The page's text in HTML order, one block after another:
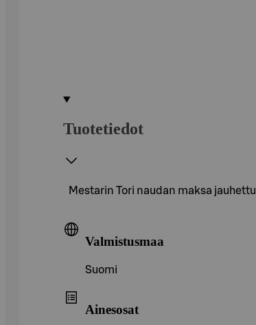
Tuotetiedot
Mestarin Tori naudan maksa jauhettu
Valmistusmaa
Suomi
Ainesosat